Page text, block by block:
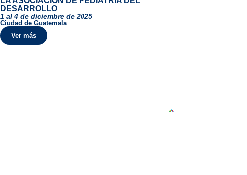
DESARROLLO
1 al 4 de diciembre de 2025
Ciudad de Guatemala
Ver más